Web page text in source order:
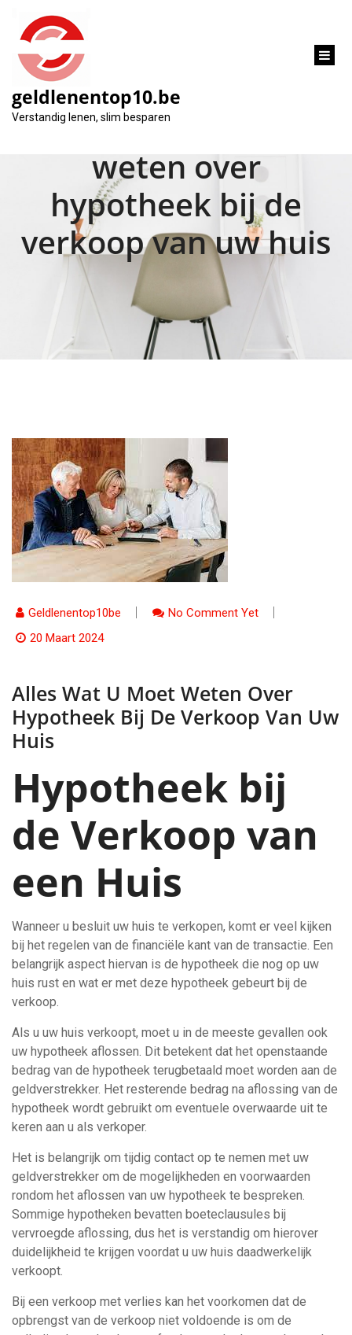
gaan
geldlenentop10.be
Verstandig lenen, slim besparen
Alles wat u moet
weten over
hypotheek bij de
verkoop van uw huis
Geldlenentop10be
No Comment Yet
20 Maart 2024
Alles Wat U Moet Weten Over
Hypotheek Bij De Verkoop Van Uw
Huis
Hypotheek bij
de Verkoop van
een Huis
Wanneer u besluit uw huis te verkopen, komt er veel kijken
bij het regelen van de financiële kant van de transactie. Een
belangrijk aspect hiervan is de hypotheek die nog op uw
huis rust en wat er met deze hypotheek gebeurt bij de
verkoop.
Als u uw huis verkoopt, moet u in de meeste gevallen ook
uw hypotheek aflossen. Dit betekent dat het openstaande
bedrag van de hypotheek terugbetaald moet worden aan de
geldverstrekker. Het resterende bedrag na aflossing van de
hypotheek wordt gebruikt om eventuele overwaarde uit te
keren aan u als verkoper.
Het is belangrijk om tijdig contact op te nemen met uw
geldverstrekker om de mogelijkheden en voorwaarden
rondom het aflossen van uw hypotheek te bespreken.
Sommige hypotheken bevatten boeteclausules bij
vervroegde aflossing, dus het is verstandig om hierover
duidelijkheid te krijgen voordat u uw huis daadwerkelijk
verkoopt.
Bij een verkoop met verlies kan het voorkomen dat de
opbrengst van de verkoop niet voldoende is om de